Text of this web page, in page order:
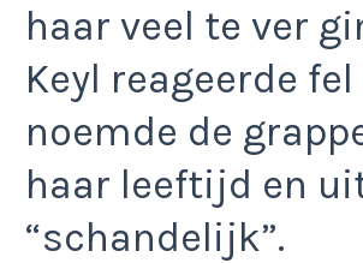
haar veel te ver
Keyl reageerde fel
noemde de
haar leeftijd en
“schandelijk”.